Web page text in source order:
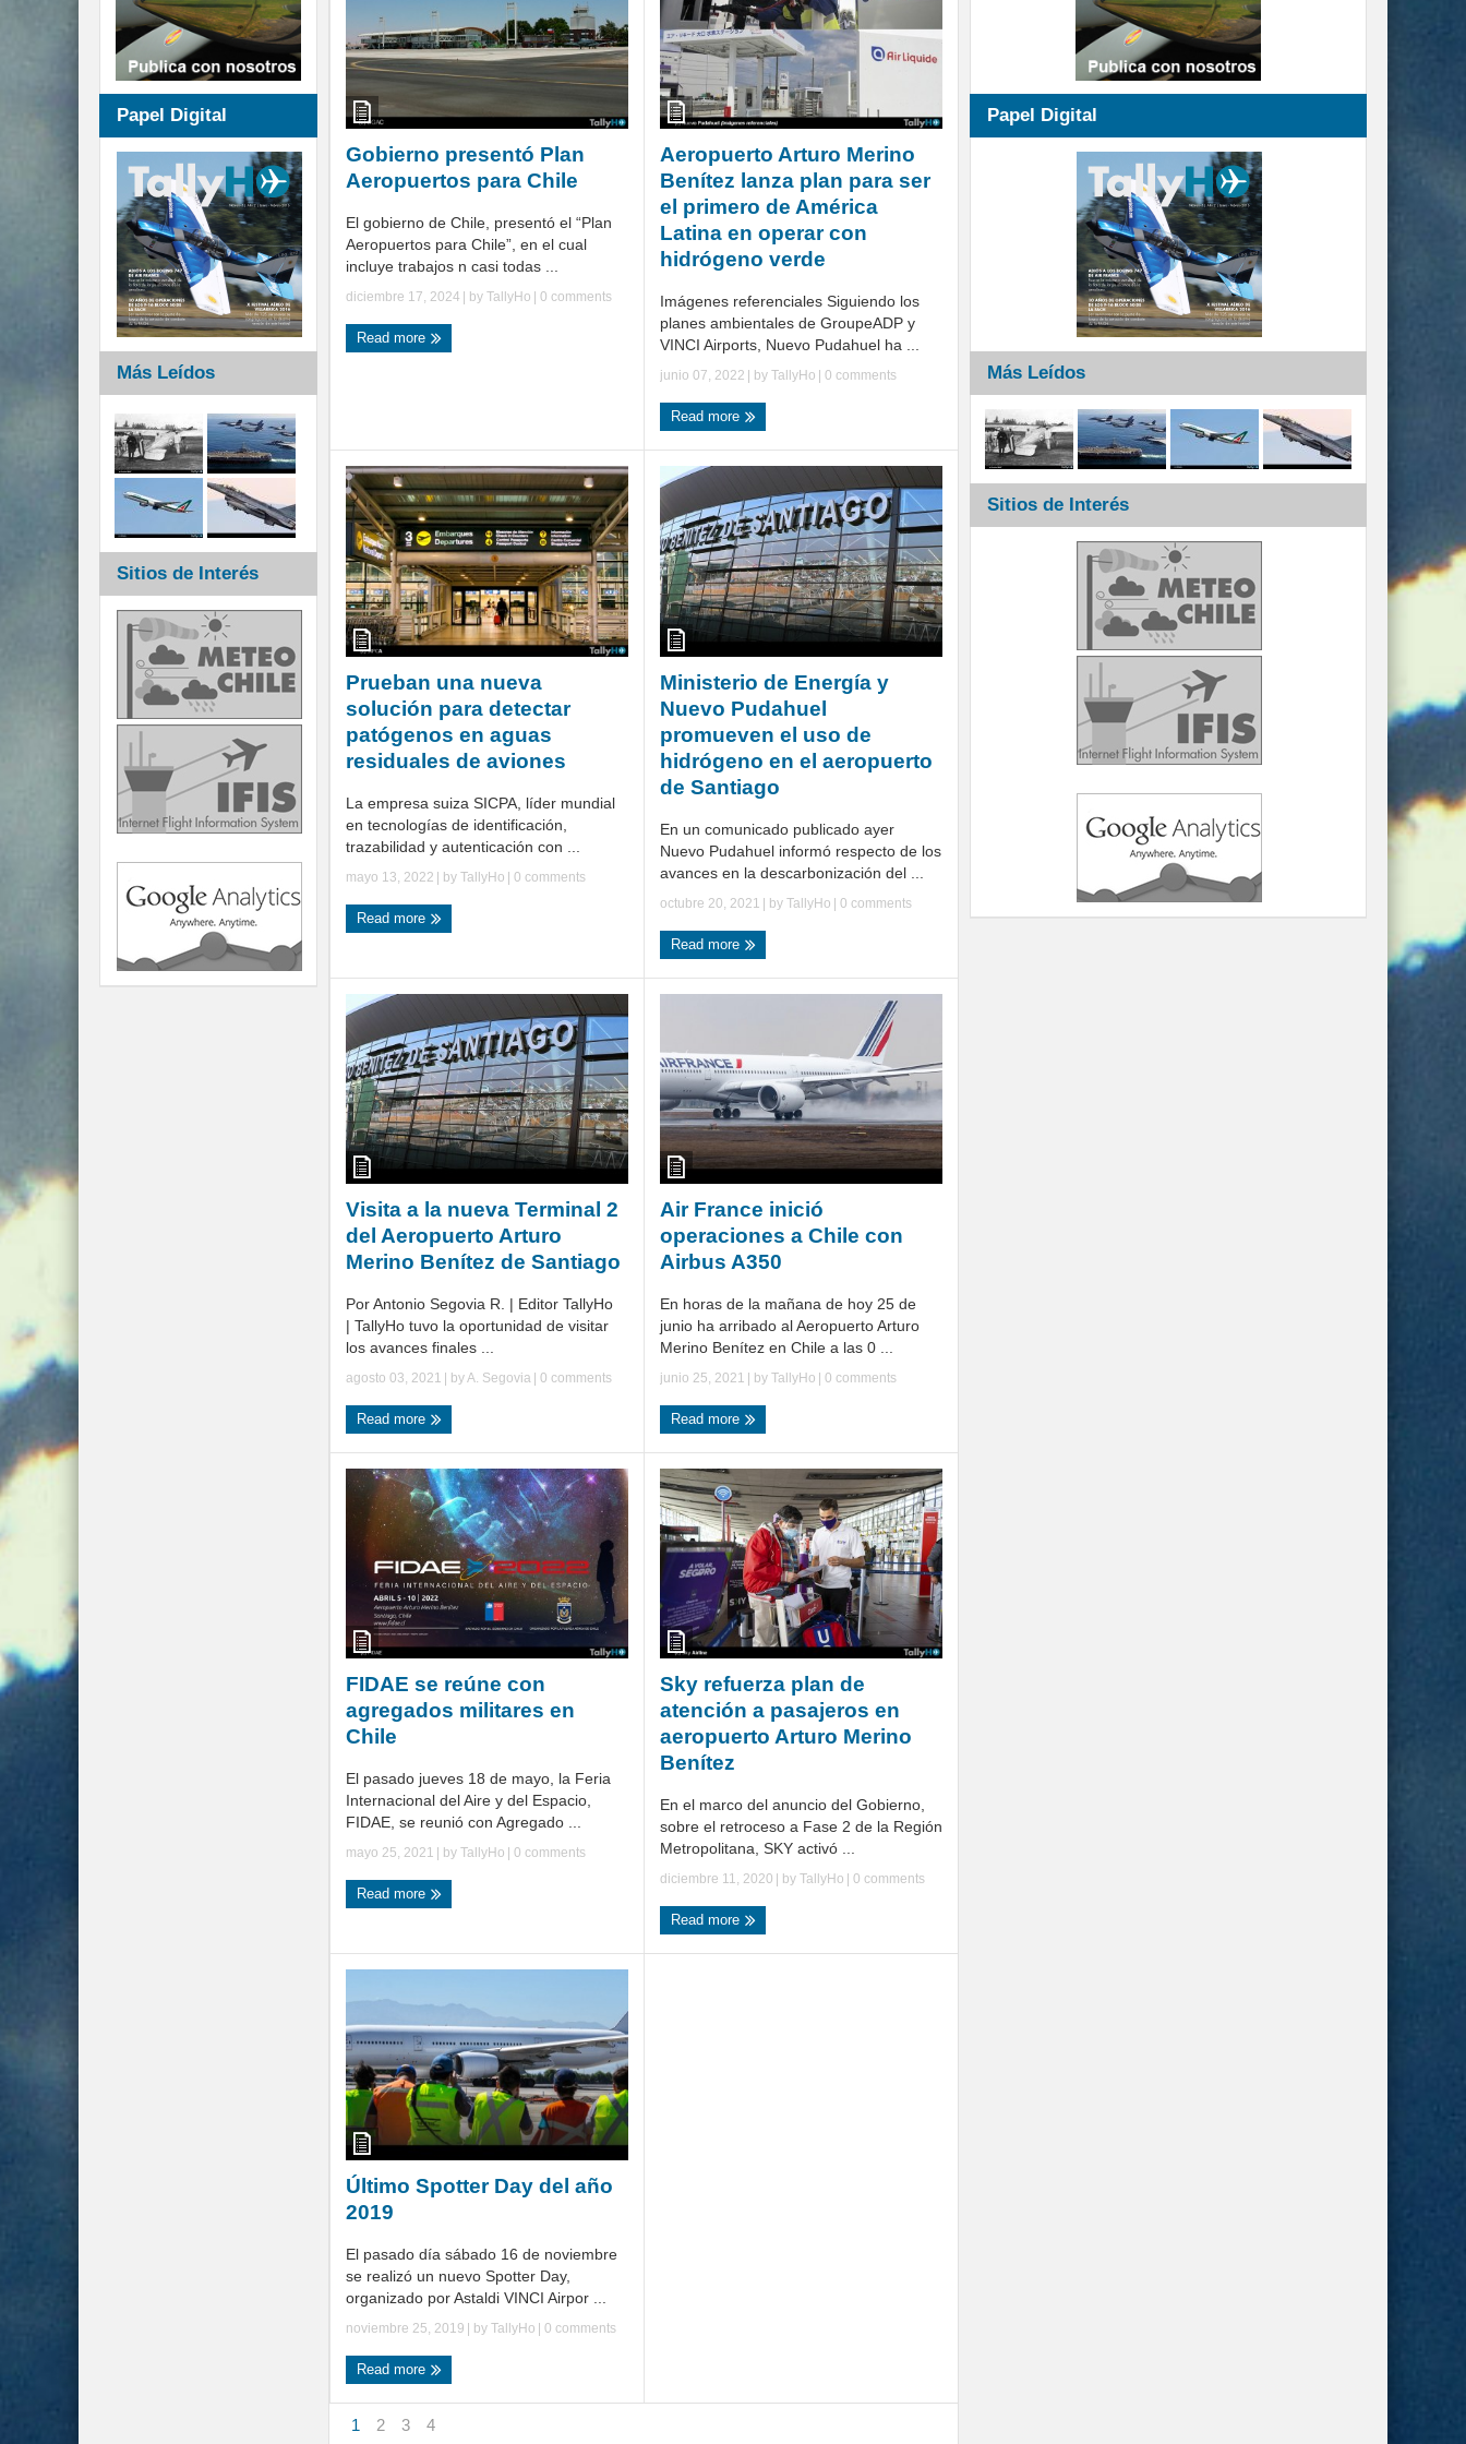
Gobierno presentó Plan
Aeropuertos para Chile
El gobierno de Chile, presentó el “Plan
Aeropuertos para Chile”, en el cual
incluye trabajos n casi todas ...
diciembre 17, 2024 | by TallyHo 0 comments
Read more
Aeropuerto Arturo Merino
Benítez lanza plan para ser
el primero de América
Latina en operar con
hidrógeno verde
Imágenes referenciales Siguiendo los
planes ambientales de GroupeADP y
VINCI Airports, Nuevo Pudahuel ha ...
junio 07, 2022 | by TallyHo 0 comments
Read more
Prueban una nueva
solución para detectar
patógenos en aguas
residuales de aviones
La empresa suiza SICPA, líder mundial
en tecnologías de identificación,
trazabilidad y autenticación con ...
mayo 13, 2022 | by TallyHo | 0 comments
Read more
Ministerio de Energía y
Nuevo Pudahuel
promueven el uso de
hidrógeno en el aeropuerto
de Santiago
En un comunicado publicado ayer
Nuevo Pudahuel informó respecto de los
avances en la descarbonización del ...
octubre 20, 2021 | by TallyHo | 0 comments
Read more
Visita a la nueva Terminal 2
del Aeropuerto Arturo
Merino Benítez de Santiago
Por Antonio Segovia R. | Editor TallyHo
| TallyHo tuvo la oportunidad de visitar
los avances finales ...
agosto 03, 2021 | byA. Segovia 0 comments
Read more
Air France inició
operaciones a Chile con
Airbus A350
En horas de la mañana de hoy 25 de
junio ha arribado al Aeropuerto Arturo
Merino Benítez en Chile a las 0 ...
junio 25, 2021 | by TallyHo 0 comments
Read more
FIDAE se reúne con
agregados militares en
Chile
El pasado jueves 18 de mayo, la Feria
Internacional del Aire y del Espacio,
FIDAE, se reunió con Agregado ...
mayo 25, 2021 | by TallyHo 0 comments
Read more
Sky refuerza plan de
atención a pasajeros en
aeropuerto Arturo Merino
Benítez
En el marco del anuncio del Gobierno,
sobre el retroceso a Fase 2 de la Región
Metropolitana, SKY activó ...
diciembre 11, 2020 | by TallyHo 0 comments
Read more
Último Spotter Day del año
2019
El pasado día sábado 16 de noviembre
se realizó un nuevo Spotter Day,
organizado por Astaldi VINCI Airpor ...
noviembre 25, 2019 | by TallyHo | 0 comments
Read more
1 2 3 4
Papel Digital
Más Leídos
Sitios de Interés
Papel Digital
Más Leídos
Sitios de Interés